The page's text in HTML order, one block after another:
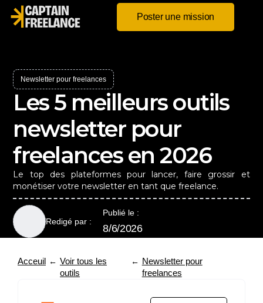
Poster une mission
Newsletter pour freelances
Les 5 meilleurs outils
newsletter pour
freelances en 2026
Le top des plateformes pour lancer, faire grossir et
monétiser votre newsletter en tant que freelance.
Redigé par :
Publié le :
8/6/2026
Acceuil ← Voir tous les
outils
← Newsletter pour
freelances